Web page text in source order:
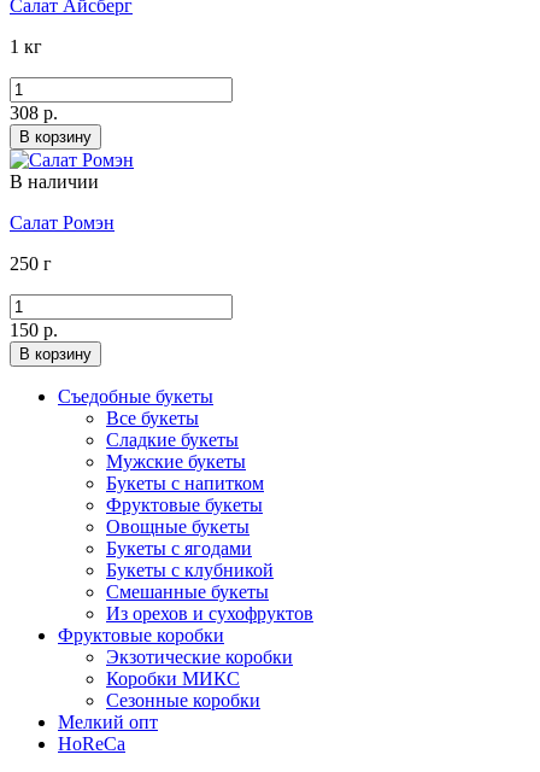
Салат Айсберг
1 кг
308 р.
В корзину
В наличии
Салат Ромэн
250 г
150 р.
В корзину
Съедобные букеты
Все букеты
Сладкие букеты
Мужские букеты
Букеты с напитком
Фруктовые букеты
Овощные букеты
Букеты с ягодами
Букеты с клубникой
Смешанные букеты
Из орехов и сухофруктов
Фруктовые коробки
Экзотические коробки
Коробки МИКС
Сезонные коробки
Мелкий опт
HoReCa